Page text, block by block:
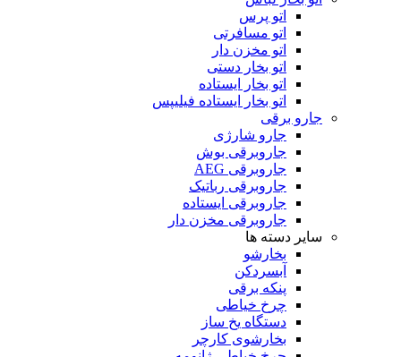
اتو پرس
اتو مسافرتی
اتو مخزن دار
اتو بخار دستی
اتو بخار ایستاده
اتو بخار ایستاده فیلیپس
جارو برقی
جارو شارژی
جاروبرقی بوش
جاروبرقی AEG
جاروبرقی رباتیک
جاروبرقی ایستاده
جاروبرقی مخزن دار
سایر دسته ها
بخارشو
آبسردکن
پنکه برقی
چرخ خیاطی
دستگاه یخ ساز
بخارشوی کارچر